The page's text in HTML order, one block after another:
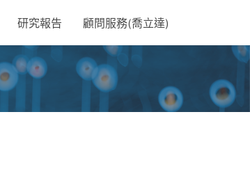
研究報告 顧問服務(喬立達)